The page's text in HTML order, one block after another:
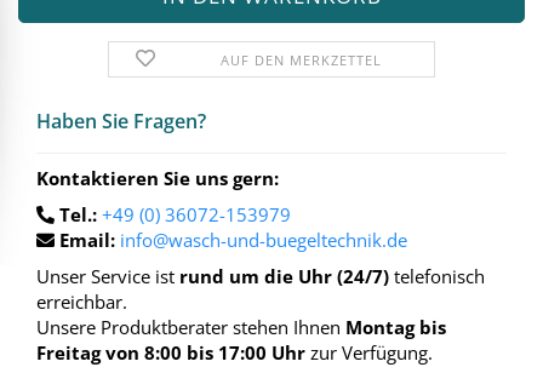
AUF DEN MERKZETTEL
Haben Sie Fra­gen?
Kontaktieren Sie uns gern:
Tel.: +49 (0) 36072-153979
Email: info@wasch-und-buegeltechnik.de
Unser Service ist rund um die Uhr (24/7) telefonisch
erreichbar.
Unsere Produktberater stehen Ihnen Montag bis
Freitag von 8:00 bis 17:00 Uhr zur Verfügung.